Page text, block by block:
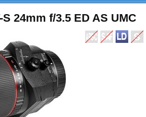
24mm f/3.5 ED AS UMC